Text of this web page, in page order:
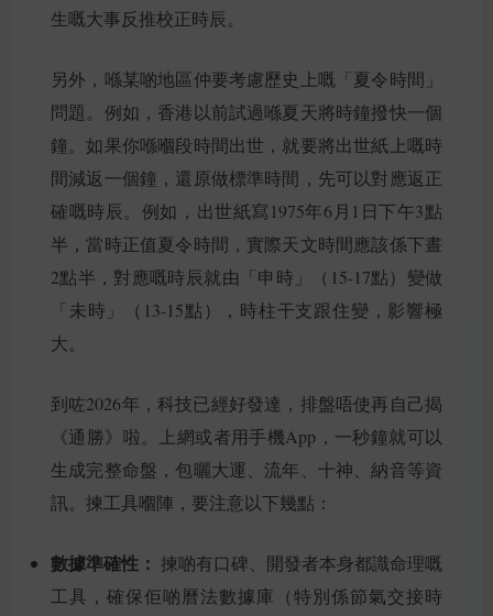
生嘅大事反推校正時辰。
另外，喺某啲地區仲要考慮歷史上嘅「夏令時間」
問題。例如，香港以前試過喺夏天將時鐘撥快一個
鐘。如果你喺嗰段時間出世，就要將出世紙上嘅時
間減返一個鐘，還原做標準時間，先可以對應返正
確嘅時辰。例如，出世紙寫1975年6月1日下午3點
半，當時正值夏令時間，實際天文時間應該係下晝
2點半，對應嘅時辰就由「申時」（15-17點）變做
「未時」（13-15點），時柱干支跟住變，影響極
大。
到咗2026年，科技已經好發達，排盤唔使再自己揭
《通勝》啦。上網或者用手機App，一秒鐘就可以
生成完整命盤，包曬大運、流年、十神、納音等資
訊。揀工具嗰陣，要注意以下幾點：
數據準確性： 揀啲有口碑、開發者本身都識命理嘅
工具，確保佢啲曆法數據庫（特別係節氣交接時